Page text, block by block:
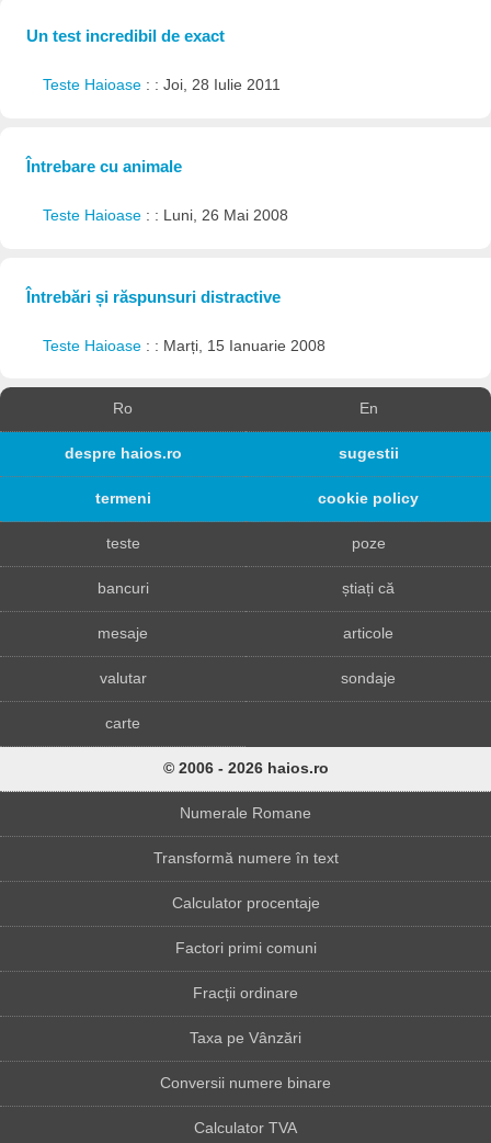
Un test incredibil de exact
Teste Haioase : : Joi, 28 Iulie 2011
Întrebare cu animale
Teste Haioase : : Luni, 26 Mai 2008
Întrebări și răspunsuri distractive
Teste Haioase : : Marți, 15 Ianuarie 2008
Ro En
despre haios.ro sugestii
termeni cookie policy
teste poze
bancuri știați că
mesaje articole
valutar sondaje
carte
© 2006 - 2026 haios.ro
Numerale Romane
Transformă numere în text
Calculator procentaje
Factori primi comuni
Fracții ordinare
Taxa pe Vânzări
Conversii numere binare
Calculator TVA